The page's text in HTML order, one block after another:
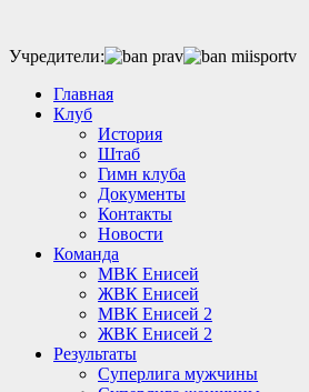
Учредители:
Главная
Клуб
История
Штаб
Гимн клуба
Документы
Контакты
Новости
Команда
МВК Енисей
ЖВК Енисей
МВК Енисей 2
ЖВК Енисей 2
Результаты
Суперлига мужчины